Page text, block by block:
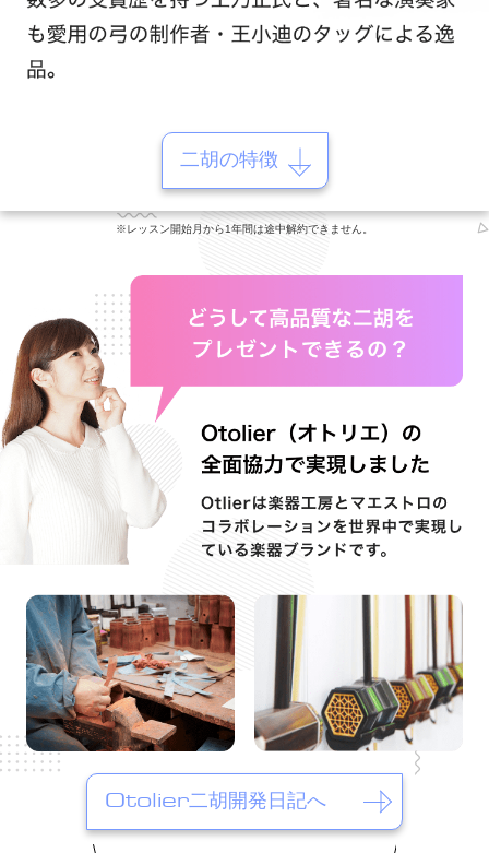
二胡の特徴
※レッスン開始月から1年間は途中解約できません。
Otolier二胡開発日記へ